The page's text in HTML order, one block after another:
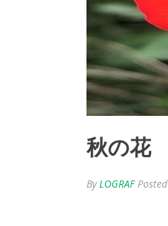
秋の花
ByLOGRAF Posted